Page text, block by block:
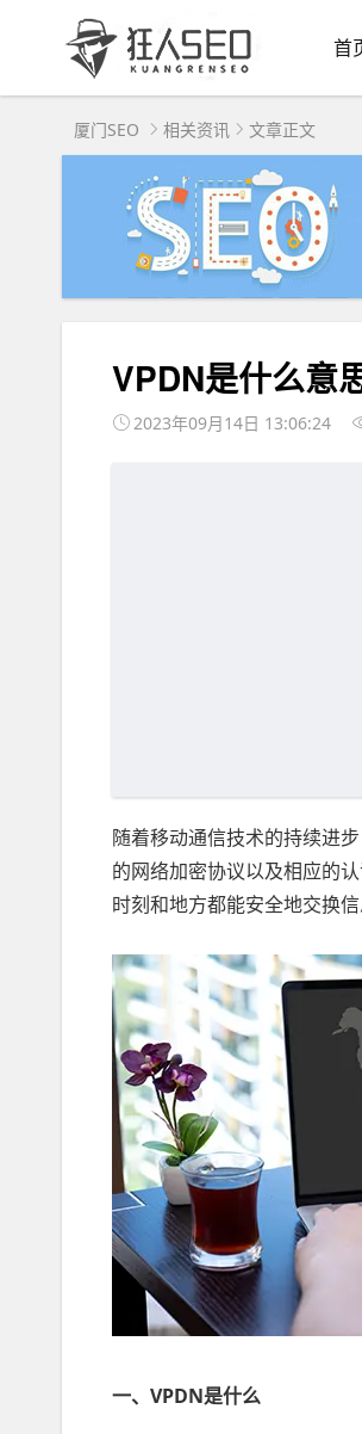
首
厦门SEO 相关资讯 文章正文
VPDN是什么意
2023年09月14日 13:06:24
随着移动通信技术的持续进
的网络加密协议以及相应的
时刻和地方都能安全地交换
一、VPDN是什么